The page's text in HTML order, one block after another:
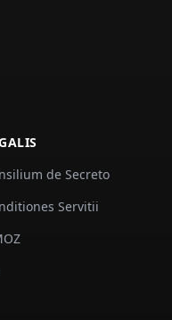
de Secreto
Servitii